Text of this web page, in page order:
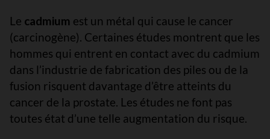
Le cadmium est un métal qui cause le cancer
(carcinogène). Certaines études montrent que les
hommes qui entrent en contact avec du cadmium
dans l’industrie de fabrication des piles ou de la
fusion risquent davantage d’être atteints du
cancer de la prostate. Les études ne font pas
toutes état d’une telle augmentation du risque.